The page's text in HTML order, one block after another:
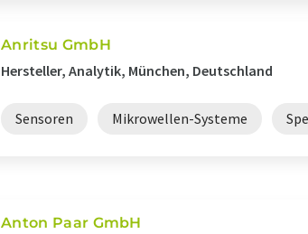
Anritsu GmbH
Hersteller, Analytik, München, Deutschland
Sensoren Mikrowellen-Systeme
Anton Paar GmbH